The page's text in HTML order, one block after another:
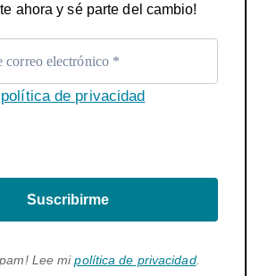
ahora y sé parte del cambio!
política de privacidad
Suscribirme
Lee mipolítica de privacidad.